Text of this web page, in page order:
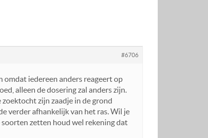
#6706
omdat iedereen anders reageert op
alleen de dosering zal anders zijn.
zijn zaadje in de grond
verder afhankelijk van het ras. Wil je
zetten houd wel rekening dat